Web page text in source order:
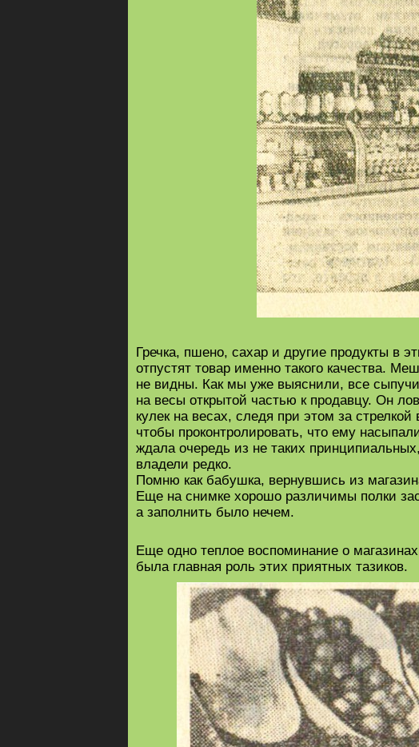
Гречка, пшено, сахар и другие продукты в
отпустят товар именно такого качества.
не видны. Как мы уже выяснили, все
на весы открытой частью к продавцу. Он
кулек на весах, следя при этом за
чтобы проконтролировать, что ему
ждала очередь из не таких
владели редко.
Помню как бабушка, вернувшись из
Еще на снимке хорошо различимы полки
а заполнить было нечем.
Еще одно теплое воспоминание о
была главная роль этих приятных тазиков.